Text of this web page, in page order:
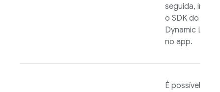
seguida, inclua
o SDK do
Dynamic Links
no app.
É possível criar